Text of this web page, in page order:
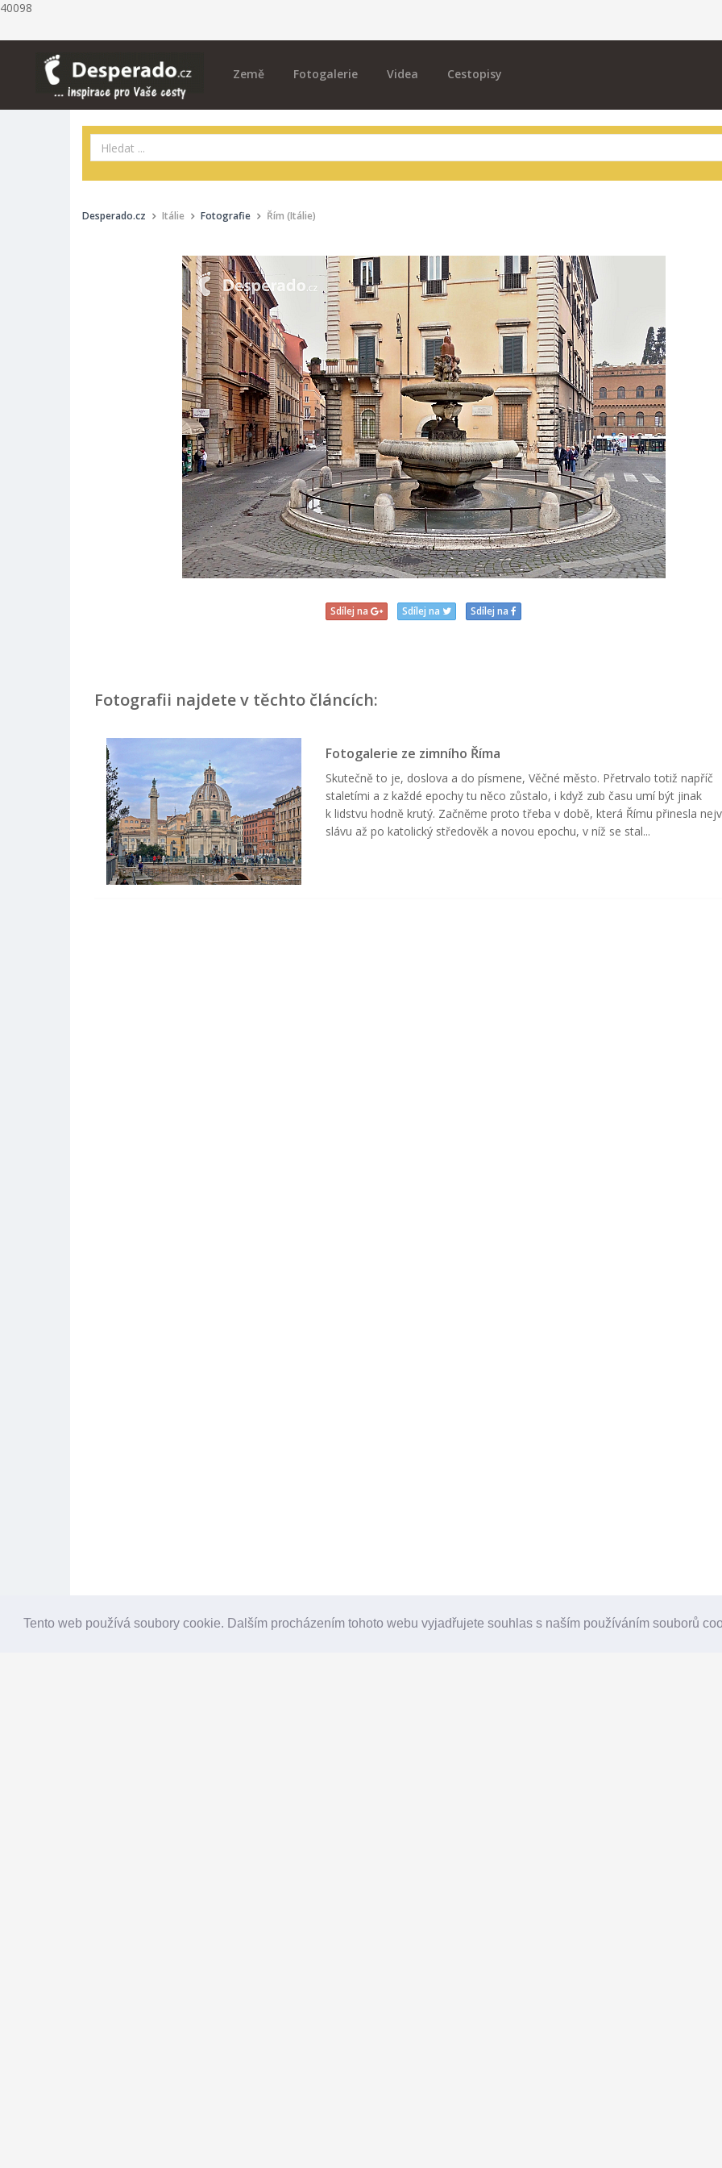
Tento web používá soubory cookie. Dalším procházením tohoto webu vyjadřujete souhlas s naším používáním souborů
40098
Země Fotogalerie Videa Cestopisy
Desperado.cz Itálie Fotografie Řím (Itálie)
Sdílej na Sdílej na Sdílej na
Fotografii najdete v těchto článcích:
Fotogalerie ze zimního Říma
Skutečně to je, doslova a do písmene, Věčné město. Přetrvalo totiž napříč
staletími a z každé epochy tu něco zůstalo, i když zub času umí být jinak
k lidstvu hodně krutý. Začněme proto třeba v době, která Římu přinesla
slávu až po katolický středověk a novou epochu, v níž se stal...